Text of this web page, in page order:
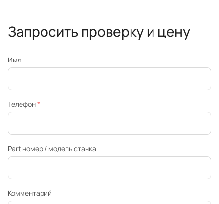
Запросить проверку и цену
Имя
Телефон*
Part номер / модель станка
Комментарий